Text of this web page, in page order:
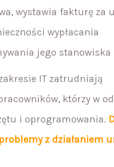
wystawia fakturę za
wypłacania
jego stanowiska
IT zatrudniają
którzy w
i oprogramowania.
z działaniem